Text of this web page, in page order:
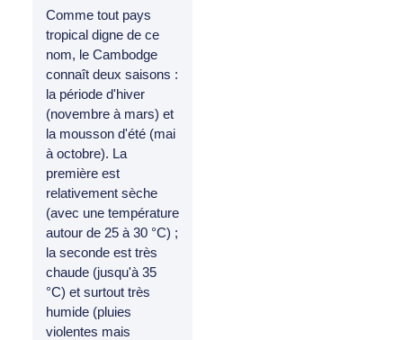
Comme tout pays
tropical digne de ce
nom, le Cambodge
connaît deux saisons :
la période d'hiver
(novembre à mars) et
la mousson d'été (mai
à octobre). La
première est
relativement sèche
(avec une température
autour de 25 à 30 °C) ;
la seconde est très
chaude (jusqu'à 35
°C) et surtout très
humide (pluies
violentes mais